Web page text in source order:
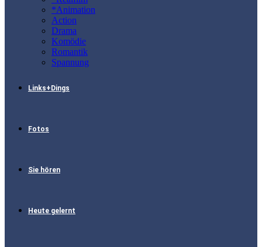
*Animation
Action
Drama
Komödie
Romantik
Spannung
Links+Dings
Fotos
Sie hören
Heute gelernt